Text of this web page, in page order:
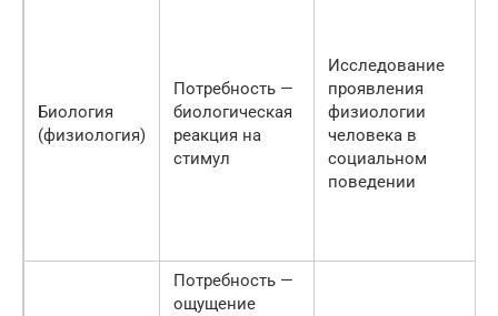
Биология
(физиология)
Потребность —
биологическая
реакция на
стимул
Исследование
проявления
физиологии
человека в
социальном
поведении
Потребность —
ощущение